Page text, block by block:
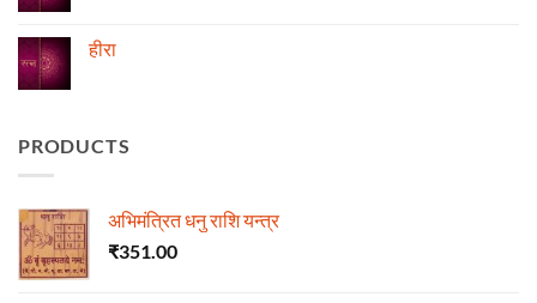
ज्योतिष
मेंहीरा
PRODUCTS
अभिमंत्रित धनु राशि यन्त्र
₹351.00